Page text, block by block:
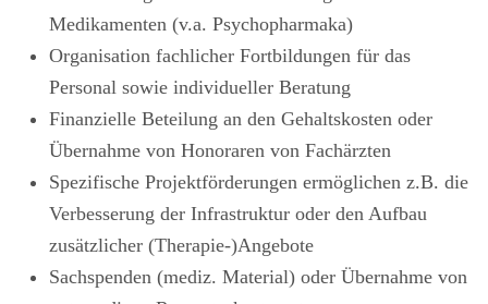
Medikamenten (v.a. Psychopharmaka)
Organisation fachlicher Fortbildungen für das
Personal sowie individueller Beratung
Finanzielle Beteilung an den Gehaltskosten oder
Übernahme von Honoraren von Fachärzten
Spezifische Projektförderungen ermöglichen z.B. die
Verbesserung der Infrastruktur oder den Aufbau
zusätzlicher (Therapie-)Angebote
Sachspenden (mediz. Material) oder Übernahme von